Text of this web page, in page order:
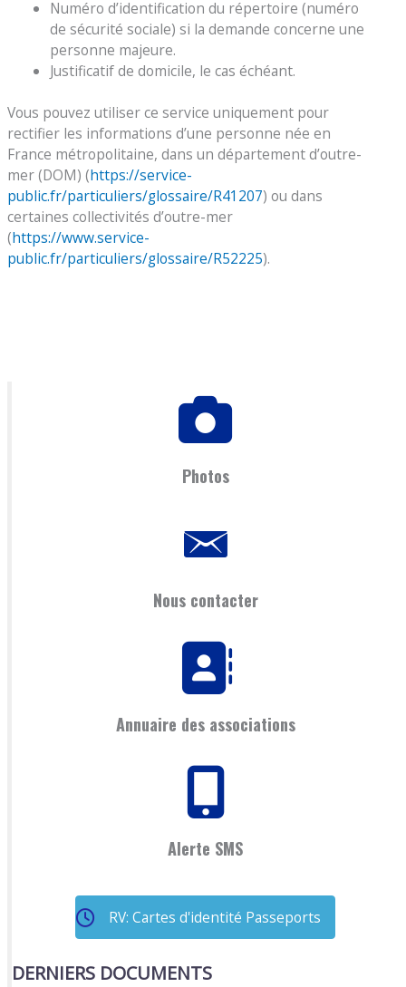
Numéro d’identification du répertoire (numéro
de sécurité sociale) si la demande concerne une
personne majeure.
Justificatif de domicile, le cas échéant.
Vous pouvez utiliser ce service uniquement pour
rectifier les informations d’une personne née en
France métropolitaine, dans un département d’outre-
mer (DOM) (https://service-
public.fr/particuliers/glossaire/R41207) ou dans
certaines collectivités d’outre-mer
(https://www.service-
public.fr/particuliers/glossaire/R52225).
Photos
Nous contacter
Annuaire des associations
Alerte SMS
RV: Cartes d'identité Passeports
DERNIERS DOCUMENTS